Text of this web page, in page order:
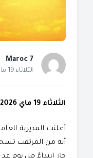
Maroc 7
الثلاثاء 19 مايو 2026 - 14:19
الثلاثاء 19 ماي 2026
​أعلنت المديرية
أنه من المرتقب